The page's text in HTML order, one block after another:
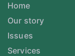
Home
Our story
Issues
Services